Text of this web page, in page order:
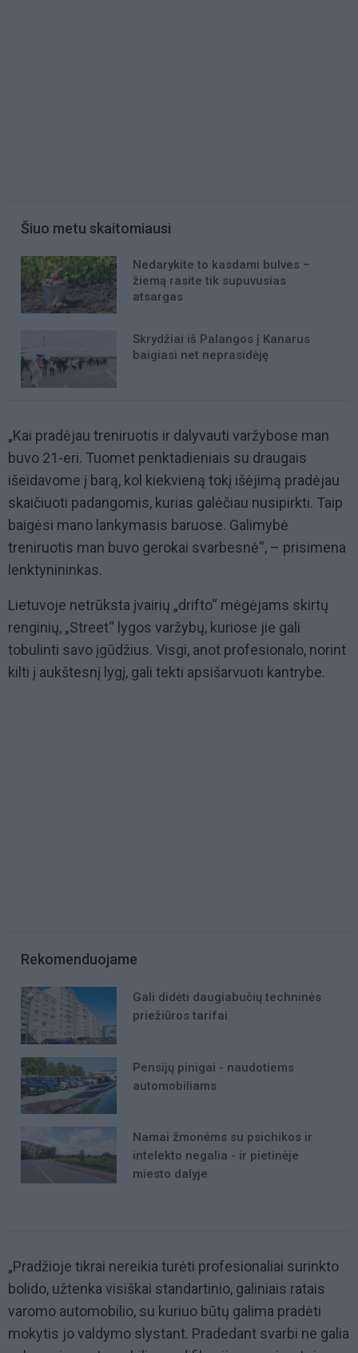
Šiuo metu skaitomiausi
Nedarykite to kasdami bulves –
žiemą rasite tik supuvusias
atsargas
Skrydžiai iš Palangos į Kanarus
baigiasi net neprasidėję
„Kai pradėjau treniruotis ir dalyvauti varžybose man
buvo 21-eri. Tuomet penktadieniais su draugais
išeidavome į barą, kol kiekvieną tokį išėjimą pradėjau
skaičiuoti padangomis, kurias galėčiau nusipirkti. Taip
baigėsi mano lankymasis baruose. Galimybė
treniruotis man buvo gerokai svarbesnė“, – prisimena
lenktynininkas.
Lietuvoje netrūksta įvairių „drifto“ mėgėjams skirtų
renginių, „Street“ lygos varžybų, kuriose jie gali
tobulinti savo įgūdžius. Visgi, anot profesionalo, norint
kilti į aukštesnį lygį, gali tekti apsišarvuoti kantrybe.
Rekomenduojame
Gali didėti daugiabučių techninės
priežiūros tarifai
Pensijų pinigai - naudotiems
automobiliams
Namai žmonėms su psichikos ir
intelekto negalia - ir pietinėje
miesto dalyje
„Pradžioje tikrai nereikia turėti profesionaliai surinkto
bolido, užtenka visiškai standartinio, galiniais ratais
varomo automobilio, su kuriuo būtų galima pradėti
mokytis jo valdymo slystant. Pradedant svarbi ne galia